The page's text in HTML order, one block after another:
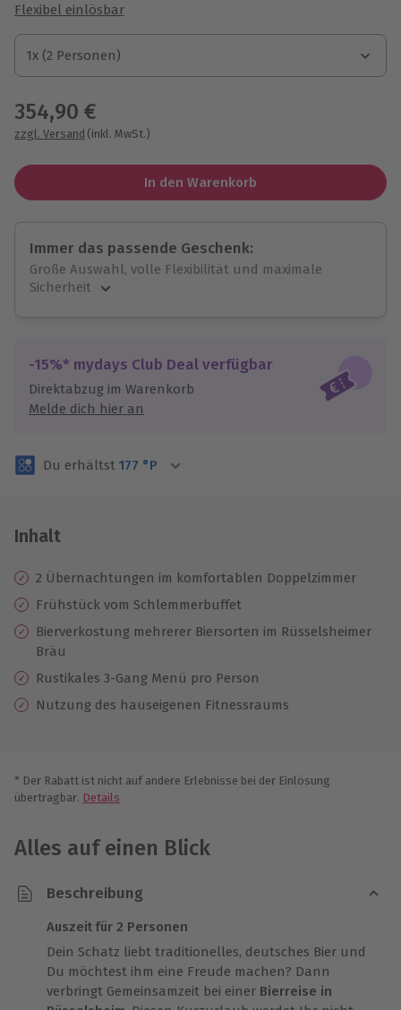
Flexibel einlösbar
1x (2 Personen)
1x (2 Personen)
1x (2 Personen)
354,90 €
zzgl. Versand (inkl. MwSt.)
In den Warenkorb
Immer das passende Geschenk:
Große Auswahl, volle Flexibilität und maximale
Sicherheit
Jeder Gutschein für alle Erlebnisse einlösbar.
Maximale Sicherheit
3 Jahre gültig & verlängerbar.
-15%* mydays Club Deal verfügbar
Direktabzug im Warenkorb
Melde dich hier an
Du erhältst 177 °P
Inhalt
2 Übernachtungen im komfortablen Doppelzimmer
Frühstück vom Schlemmerbuffet
Bierverkostung mehrerer Biersorten im Rüsselsheimer
Bräu
Rustikales 3-Gang Menü pro Person
Nutzung des hauseigenen Fitnessraums
* Der Rabatt ist nicht auf andere Erlebnisse bei der Einlösung
übertragbar. Details
Alles auf einen Blick
Beschreibung
Auszeit für 2 Personen
Dein Schatz liebt traditionelles, deutsches Bier und
Du möchtest ihm eine Freude machen? Dann
verbringt Gemeinsamzeit bei einer Bierreise in